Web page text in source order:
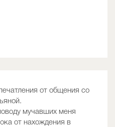
от общения со
мучавших меня
от нахождения в